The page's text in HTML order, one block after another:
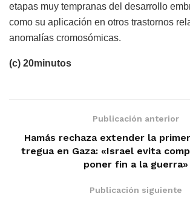
etapas muy tempranas del desarrollo
como su aplicación en otros trastornos
anomalías cromosómicas.
(c) 20minutos
Publicación anterior
Hamás rechaza extender la
tregua en Gaza: «Israel evita
poner fin a la guerra»
Publicación siguiente